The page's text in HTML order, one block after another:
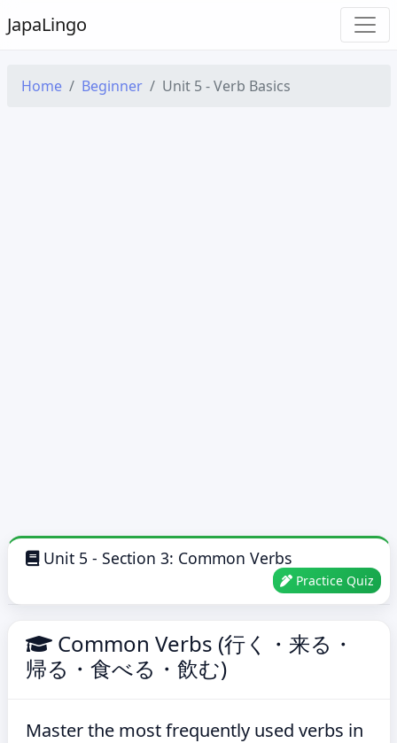
JapaLingo
Home Beginner Unit 5 - Verb Basics
Unit 5 - Section 3: Common Verbs
Practice Quiz
Common Verbs (行く・来る・
帰る・食べる・飲む)
Master the most frequently used verbs in